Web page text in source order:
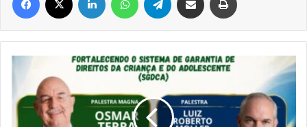
Roca
realiza
conferência
sobre